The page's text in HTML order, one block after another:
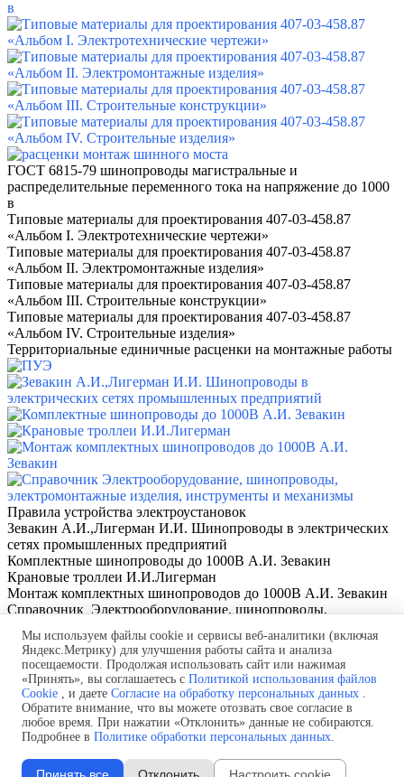
ГОСТ 6815-79 шинопроводы магистральные и
распределительные переменного тока на напряжение до 1000
в
Типовые материалы для проектирования 407-03-458.87
«Альбом I. Электротехнические чертежи»
Типовые материалы для проектирования 407-03-458.87
«Альбом II. Электромонтажные изделия»
Типовые материалы для проектирования 407-03-458.87
«Альбом III. Строительные конструкции»
Типовые материалы для проектирования 407-03-458.87
«Альбом IV. Строительные изделия»
Территориальные единичные расценки на монтажные работы
Правила устройства электроустановок
Зевакин А.И.,Лигерман И.И. Шинопроводы в электрических
сетях промышленных предприятий
Комплектные шинопроводы до 1000В А.И. Зевакин
Крановые троллеи И.И.Лигерман
Монтаж комплектных шинопроводов до 1000В А.И. Зевакин
Справочник Электрооборудование, шинопроводы,
Производство и поставка шинных мостов.
Проект бесплатно! Быстро и всрок!Монтаж "под ключ"!
Телефон:
+7 (843) 250-44-56
Почта: Shm@selectprom.ru
Политика обработки персональных данных
Согласие на обработку персональных данных
Политика использования файлов cookie
Изменить настройки cookie
Мы используем файлы cookie и сервисы веб-аналитики (включая
Яндекс.Метрику) для улучшения работы сайта и анализа
посещаемости. Продолжая использовать сайт или нажимая
«Принять», вы соглашаетесь с Политикой использования файлов
Cookie , и даете Согласие на обработку персональных данных .
Обратите внимание, что вы можете отозвать свое согласие в
любое время. При нажатии «Отклонить» данные не собираются.
Подробнее в Политике обработки персональных данных.